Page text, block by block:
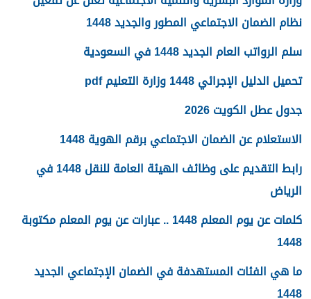
نظام الضمان الاجتماعي المطور والجديد 1448
سلم الرواتب العام الجديد 1448 في السعودية
تحميل الدليل الإجرائي 1448 وزارة التعليم pdf
جدول عطل الكويت 2026
الاستعلام عن الضمان الاجتماعي برقم الهوية 1448
رابط التقديم على وظائف الهيئة العامة للنقل 1448 في
الرياض
كلمات عن يوم المعلم 1448 .. عبارات عن يوم المعلم مكتوبة
1448
ما هي الفئات المستهدفة في الضمان الإجتماعي الجديد
1448